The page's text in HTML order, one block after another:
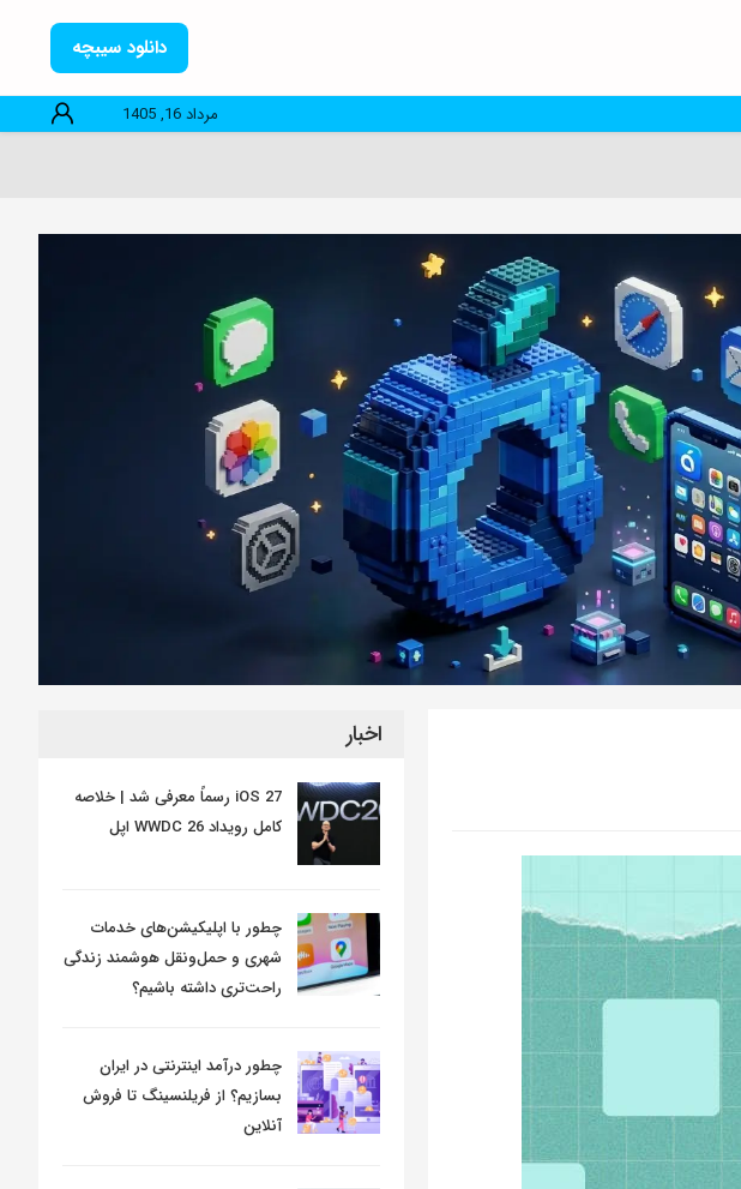
دانلود سیبچه
مرداد 16, 1405
اخبار
iOS 27 رسماً معرفی شد | خلاصه
کامل رویداد WWDC 26 اپل
چطور با اپلیکیشن‌های خدمات
شهری و حمل‌ونقل هوشمند زندگی
راحت‌تری داشته باشیم؟
چطور درآمد اینترنتی در ایران
بسازیم؟ از فریلنسینگ تا فروش
آنلاین